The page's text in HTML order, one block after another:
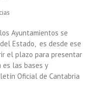
Ayuntamientos se
Estado, es desde ese
el plazo para presentar
es las bases y
Oficial de Cantabria